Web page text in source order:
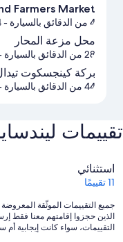
Farmers Market
4 من الدقائق بالسيارة - 3.4 كم
محل مزعة المحار
28 من الدقائق بالسيارة -
بركة كينجسكوت
44 من الدقائق بالسيارة -
تقييمات ⁦ليندسايز أوف كانجارو آيلاند⁩
التقييمات
استثنائي
11 تقييمًا
جميع التقييمات الموثّقة
الذين حجزوا إقامتهم معنا فقط
التقييمات، سواء كانت إيجابية أم